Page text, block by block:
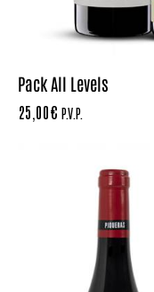
Pack All Levels
25,00€ P.V.P.